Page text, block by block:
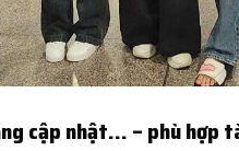
cập nhật… – phù hợp